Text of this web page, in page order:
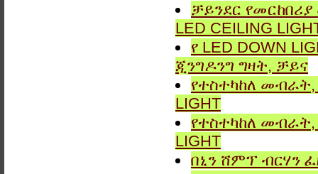
ቻይንደር
LED CEILING
የ LED DOWN
ጂንግዶንግ ግዛት, ቻይና
የተስተካከለ መብራት,
LIGHT
የተስተካከለ መብራት,
LIGHT
በኒን ሸምፕ ብርሃን